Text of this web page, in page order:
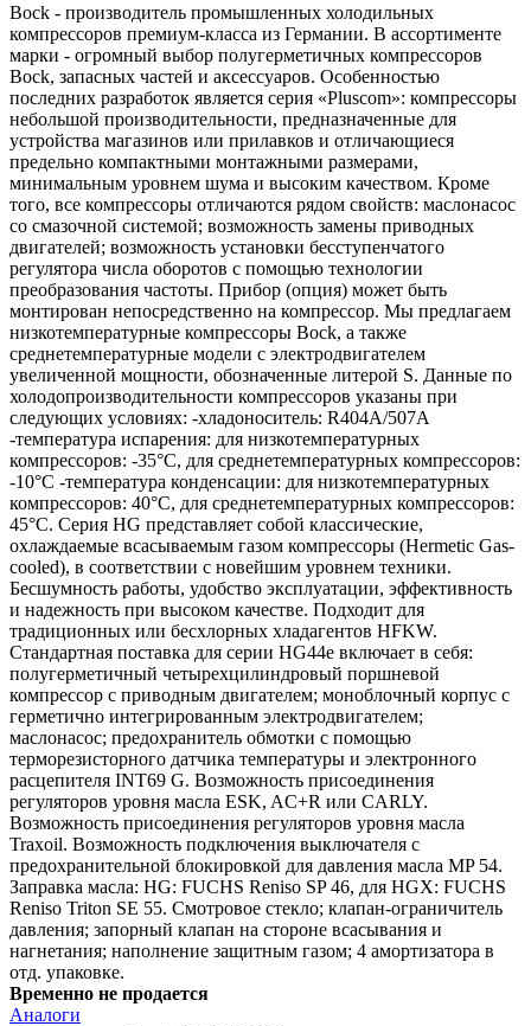
Bock - производитель промышленных холодильных
компрессоров премиум-класса из Германии. В ассортименте
марки - огромный выбор полугерметичных компрессоров
Bock, запасных частей и аксессуаров. Особенностью
последних разработок является серия «Pluscom»: компрессоры
небольшой производительности, предназначенные для
устройства магазинов или прилавков и отличающиеся
предельно компактными монтажными размерами,
минимальным уровнем шума и высоким качеством. Кроме
того, все компрессоры отличаются рядом свойств: маслонасос
со смазочной системой; возможность замены приводных
двигателей; возможность установки бесступенчатого
регулятора числа оборотов с помощью технологии
преобразования частоты. Прибор (опция) может быть
монтирован непосредственно на компрессор. Мы предлагаем
низкотемпературные компрессоры Bock, а также
среднетемпературные модели с электродвигателем
увеличенной мощности, обозначенные литерой S. Данные по
холодопроизводительности компрессоров указаны при
следующих условиях: -хладоноситель: R404A/507A
-температура испарения: для низкотемпературных
компрессоров: -35°C, для среднетемпературных компрессоров:
-10°C -температура конденсации: для низкотемпературных
компрессоров: 40°C, для среднетемпературных компрессоров:
45°C. Серия HG представляет собой классические,
охлаждаемые всасываемым газом компрессоры (Hermetic Gas-
cooled), в соответствии с новейшим уровнем техники.
Бесшумность работы, удобство эксплуатации, эффективность
и надежность при высоком качестве. Подходит для
традиционных или бесхлорных хладагентов HFKW.
Стандартная поставка для серии HG44e включает в себя:
полугерметичный четырехцилиндровый поршневой
компрессор с приводным двигателем; моноблочный корпус с
герметично интегрированным электродвигателем;
маслонасос; предохранитель обмотки с помощью
терморезисторного датчика температуры и электронного
расцепителя INT69 G. Возможность присоединения
регуляторов уровня масла ESK, AC+R или CARLY.
Возможность присоединения регуляторов уровня масла
Traxoil. Возможность подключения выключателя с
предохранительной блокировкой для давления масла MP 54.
Заправка масла: HG: FUCHS Reniso SP 46, для HGX: FUCHS
Reniso Triton SE 55. Смотровое стекло; клапан-ограничитель
давления; запорный клапан на стороне всасывания и
нагнетания; наполнение защитным газом; 4 амортизатора в
отд. упаковке.
Временно не продается
Аналоги